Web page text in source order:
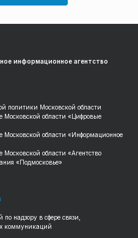
информационное агентство
политики Московской области
Московской области «Цифровые
Московской области «Информационное
Московской области «Агентство
«Подмосковье»
надзору в сфере связи,
коммуникаций